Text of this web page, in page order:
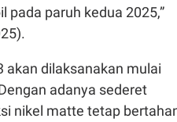
paruh kedua 2025,”
akan dilaksanakan mulai
adanya sederet
nikel matte tetap